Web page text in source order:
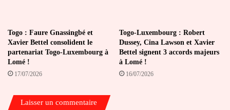
Togo : Faure Gnassingbé et
Xavier Bettel consolident le
partenariat Togo-Luxembourg à
Lomé !
17/07/2026
Togo-Luxembourg : Robert
Dussey, Cina Lawson et Xavier
Bettel signent 3 accords majeurs
à Lomé !
16/07/2026
Laisser un commentaire